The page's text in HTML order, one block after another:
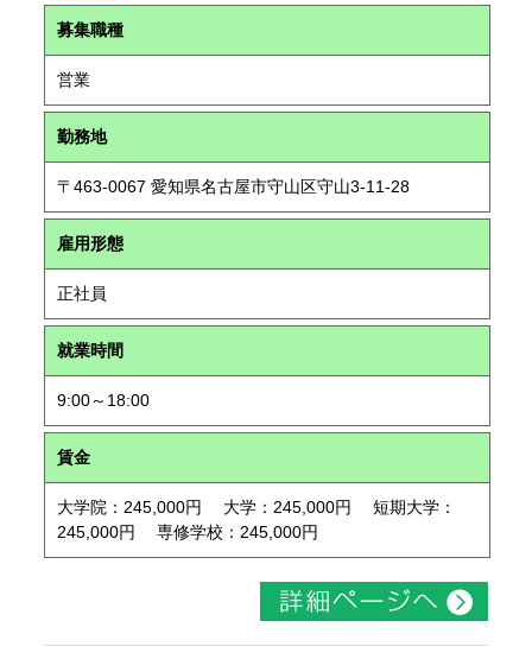
募集職種
営業
勤務地
〒463-0067 愛知県名古屋市守山区守山3-11-28
雇用形態
正社員
就業時間
9:00～18:00
賃金
大学院：245,000円 大学：245,000円 短期大学：
245,000円 専修学校：245,000円